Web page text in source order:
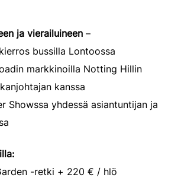
ja vierailuineen –
bussilla Lontoossa
markkinoilla Notting Hillin
kanssa
Showssa yhdessä asiantuntijan ja
-retki + 220 € / hlö